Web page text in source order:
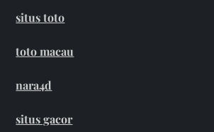
situs toto
toto macau
nara4d
situs gacor